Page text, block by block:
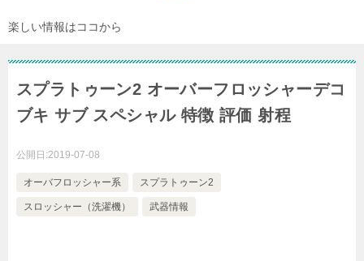
楽しい情報はココから
スプラトゥーン2 オーバーフロッシャーデコ
ブキ サブ スペシャル 特徴 評価 射程
公開日:2019-07-08
オーバフロッシャー系 スプラトゥーン2
スロッシャー（洗濯機） 武器情報